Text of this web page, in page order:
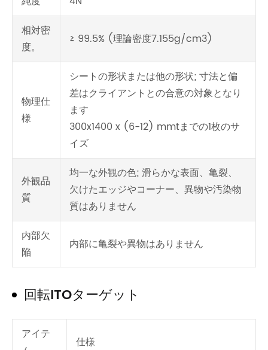
相対密
度。
≥ 99.5% (理論密度7.155g/cm3)
物理仕
様
シートの形状または他の形状; 寸法と偏
差はクライアントとの合意の対象となり
ます
300x1400 x (6-12) mmtまでの1枚のサ
イズ
外観品
質
均一な外観の色; 滑らかな表面、亀裂、
欠けたエッジやコーナー、異物や汚染物
質はありません
内部欠
陥
内部に亀裂や異物はありません
回転ITOターゲット
アイテ
仕様